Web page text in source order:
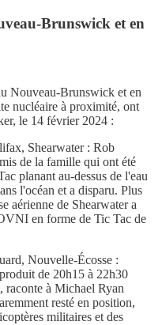
Brunswick et en
Nouveau-Brunswick et en
nucléaire à proximité, ont
le 14 février 2024 :
Shearwater : Rob
de la famille qui ont été
planant au-dessus de l'eau
l'océan et a disparu. Plus
aérienne de Shearwater a
en forme de Tic Tac de
Nouvelle-Écosse :
de 20h15 à 22h30
raconte à Michael Ryan
resté en position,
militaires et des